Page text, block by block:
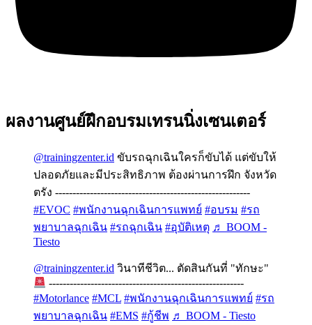
ผลงานศูนย์ฝึกอบรมเทรนนิ่งเซนเตอร์
@trainingzenter.id ขับรถฉุกเฉินใครก็ขับได้ แต่ขับให้
ปลอดภัยและมีประสิทธิภาพ ต้องผ่านการฝึก จังหวัด
ตรัง --------------------------------------------------------
#EVOC #พนักงานฉุกเฉินการแพทย์ #อบรม #รถ
พยาบาลฉุกเฉิน #รถฉุกเฉิน #อุบัติเหตุ ♬ BOOM -
Tiesto
@trainingzenter.id วินาทีชีวิต... ตัดสินกันที่ "ทักษะ"
--------------------------------------------------------
#Motorlance #MCL #พนักงานฉุกเฉินการแพทย์ #รถ
พยาบาลฉุกเฉิน #EMS #กู้ชีพ ♬ BOOM - Tiesto